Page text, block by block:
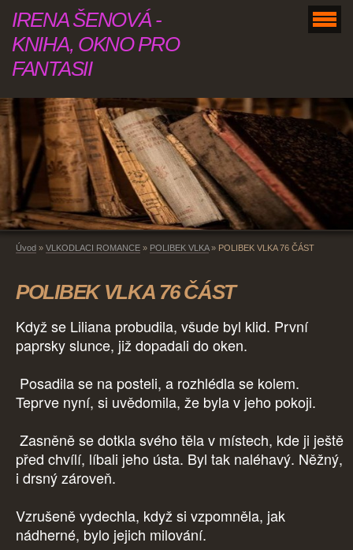
IRENA ŠENOVÁ -
KNIHA, OKNO PRO
FANTASII
Úvod » VLKODLACI ROMANCE » POLIBEK VLKA» POLIBEK VLKA 76 ČÁST
POLIBEK VLKA 76 ČÁST
Když se Liliana probudila, všude byl klid. První
paprsky slunce, již dopadali do oken.
Posadila se na posteli, a rozhlédla se kolem.
Teprve nyní, si uvědomila, že byla v jeho pokoji.
Zasněně se dotkla svého těla v místech, kde ji ještě
před chvílí, líbali jeho ústa. Byl tak naléhavý. Něžný,
i drsný zároveň.
Vzrušeně vydechla, když si vzpomněla, jak
nádherné, bylo jejich milování.